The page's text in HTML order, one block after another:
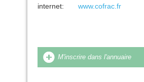
internet:
www.cofrac.fr
M'inscrire dans l'annuaire